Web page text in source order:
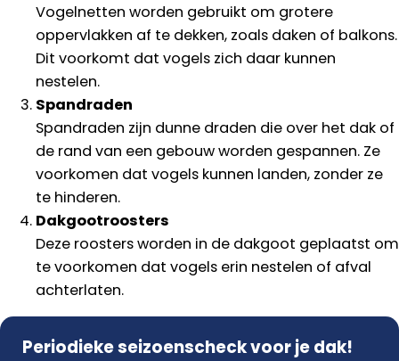
Vogelnetten worden gebruikt om grotere
oppervlakken af te dekken, zoals daken of balkons.
Dit voorkomt dat vogels zich daar kunnen
nestelen.
Spandraden
Spandraden zijn dunne draden die over het dak of
de rand van een gebouw worden gespannen. Ze
voorkomen dat vogels kunnen landen, zonder ze
te hinderen.
Dakgootroosters
Deze roosters worden in de dakgoot geplaatst om
te voorkomen dat vogels erin nestelen of afval
achterlaten.
Periodieke seizoenscheck voor je dak!